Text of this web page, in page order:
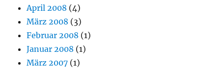
April 2008 (4)
März 2008 (3)
Februar 2008 (1)
Januar 2008 (1)
März 2007 (1)